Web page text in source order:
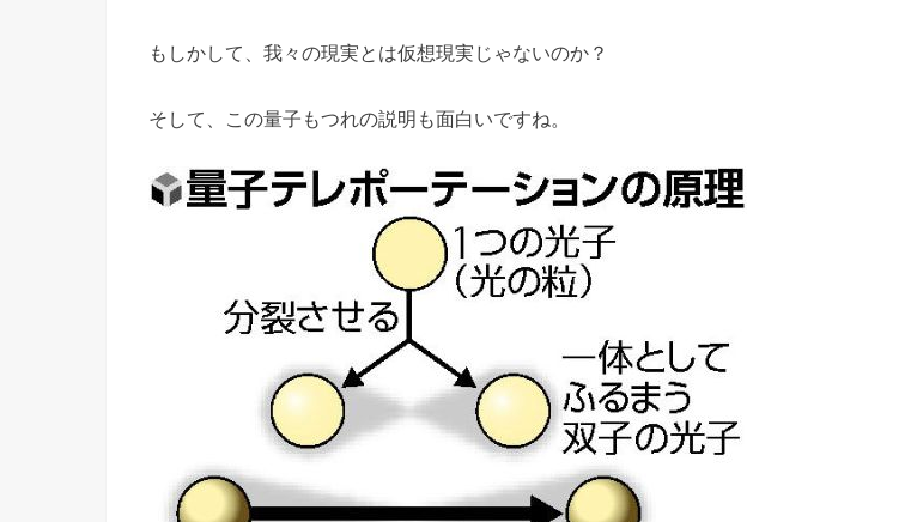
もしかして、我々の現実とは仮想現実じゃないのか？
そして、この量子もつれの説明も面白いですね。